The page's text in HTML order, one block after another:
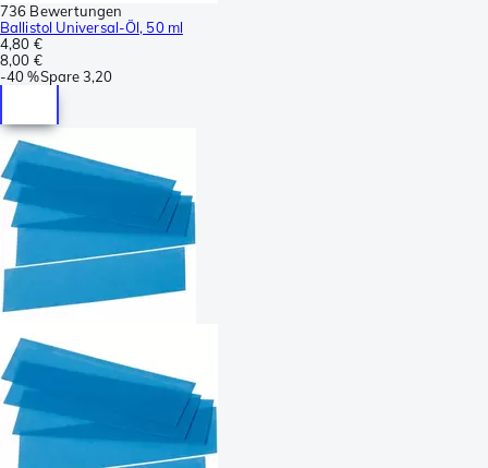
736 Bewertungen
Ballistol Universal-Öl, 50 ml
4,80 €
8,00 €
-40 %Spare3,20